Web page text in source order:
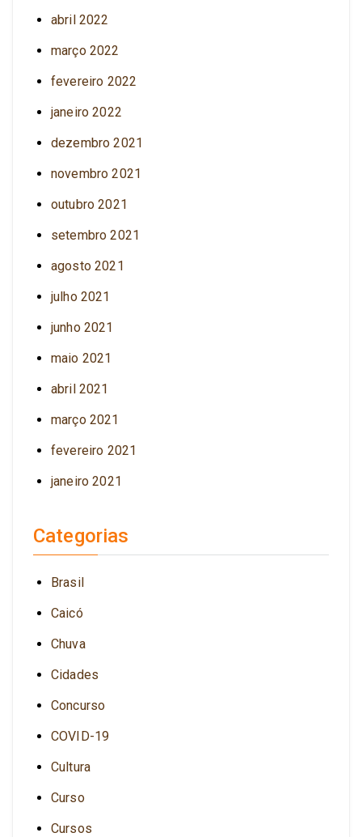
abril 2022
março 2022
fevereiro 2022
janeiro 2022
dezembro 2021
novembro 2021
outubro 2021
setembro 2021
agosto 2021
julho 2021
junho 2021
maio 2021
abril 2021
março 2021
fevereiro 2021
janeiro 2021
Categorias
Brasil
Caicó
Chuva
Cidades
Concurso
COVID-19
Cultura
Curso
Cursos